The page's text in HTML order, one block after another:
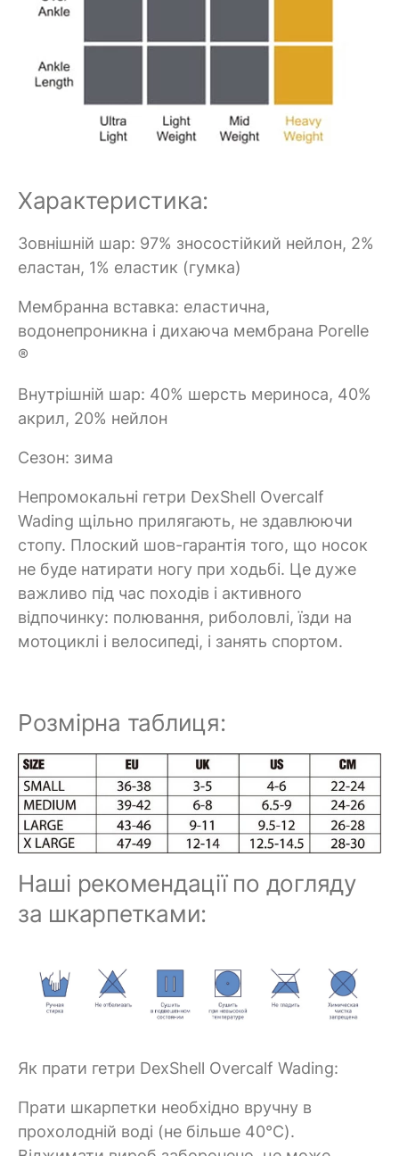
Характеристика:
Зовнішній шар: 97% зносостійкий нейлон, 2%
еластан, 1% еластик (гумка)
Мембранна вставка: еластична,
водонепроникна і дихаюча мембрана Porelle
®
Внутрішній шар: 40% шерсть мериноса, 40%
акрил, 20% нейлон
Сезон: зима
Непромокальні гетри DexShell Overcalf
Wading щільно прилягають, не здавлюючи
стопу. Плоский шов-гарантія того, що носок
не буде натирати ногу при ходьбі. Це дуже
важливо під час походів і активного
відпочинку: полювання, риболовлі, їзди на
мотоциклі і велосипеді, і занять спортом.
Розмірна таблиця:
Наші рекомендації по догляду
за шкарпетками:
Як прати гетри DexShell Overcalf Wading:
Прати шкарпетки необхідно вручну в
прохолодній воді (не більше 40°C).